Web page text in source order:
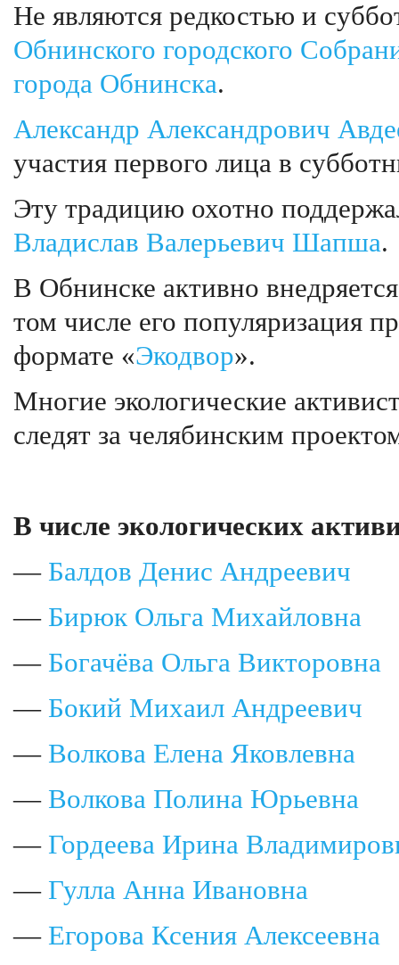
Не являются редкостью и
Обнинского городского
города Обнинска.
Александр Александрович
участия первого лица в
Эту традицию охотно
Владислав Валерьевич Шапша.
В Обнинске активно
том числе его популяризация
формате «Экодвор».
Многие экологические
следят за челябинским
В числе экологических
— Балдов Денис Андреевич
— Бирюк Ольга Михайловна
— Богачёва Ольга Викторовна
— Бокий Михаил Андреевич
— Волкова Елена Яковлевна
— Волкова Полина Юрьевна
— Гордеева Ирина
— Гулла Анна Ивановна
— Егорова Ксения Алексеевна